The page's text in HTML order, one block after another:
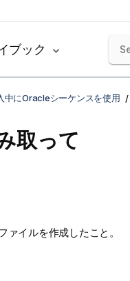
ブック
中にOracleシーケンスを使用
取って
ァイルを作成したこと。